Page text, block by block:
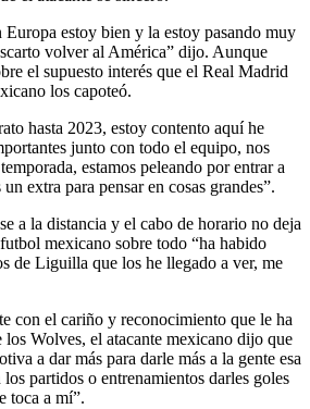
estoy bien y la estoy pasando muy
volver al América” dijo. Aunque
el supuesto interés que el Real Madrid
los capoteó.
hasta 2023, estoy contento aquí he
junto con todo el equipo, nos
estamos peleando por entrar a
extra para pensar en cosas grandes”.
a la distancia y el cabo de horario no deja
mexicano sobre todo “ha habido
de Liguilla que los he llegado a ver, me
con el cariño y reconocimiento que le ha
Wolves, el atacante mexicano dijo que
a dar más para darle más a la gente esa
partidos o entrenamientos darles goles
toca a mí”.